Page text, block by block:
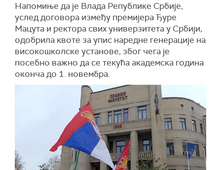
Напомиње да је Влада Републике Србије,
услед договора између премијера Ђуре
Мацута и ректора свих универзитета у Србији,
одобрила квоте за упис наредне генерације на
високошколске установе, због чега је
посебно важно да се текућа академска година
оконча до 1. новембра.